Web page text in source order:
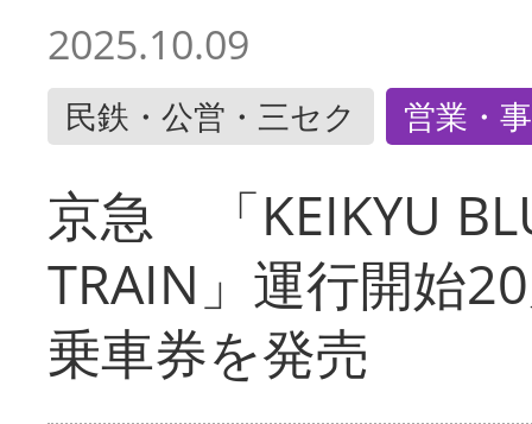
2025.10.09
民鉄・公営・三セク 営業・
京急 「KEIKYU
TRAIN」運行開始
乗車券を発売